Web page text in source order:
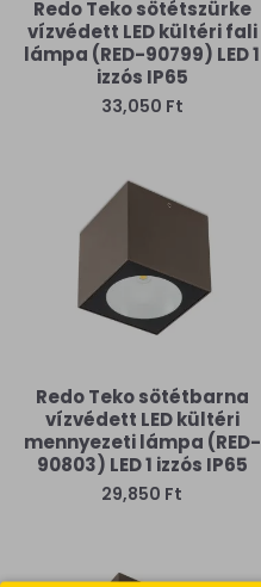
Redo Teko sötétszürke
vízvédett LED kültéri fali
lámpa (RED-90799) LED 1
izzós IP65
33,050 Ft
Redo Teko sötétbarna
vízvédett LED kültéri
mennyezeti lámpa (RED-
90803) LED 1 izzós IP65
29,850 Ft